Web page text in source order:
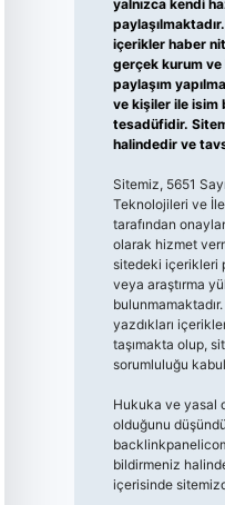
yalnızca kendi
içerikler haber
gerçek kurum ve
paylaşım
ve kişiler ile isim
tesadüfidir.
halindedir ve
Sitemiz, 5651
Teknolojileri ve
tarafından
olarak hizmet
sitedeki içerikleri
veya araştırma
yazdıkları
taşımakta olup,
sorumluluğu kabul
Hukuka ve yasal
olduğunu
bildirmeniz
içerisinde